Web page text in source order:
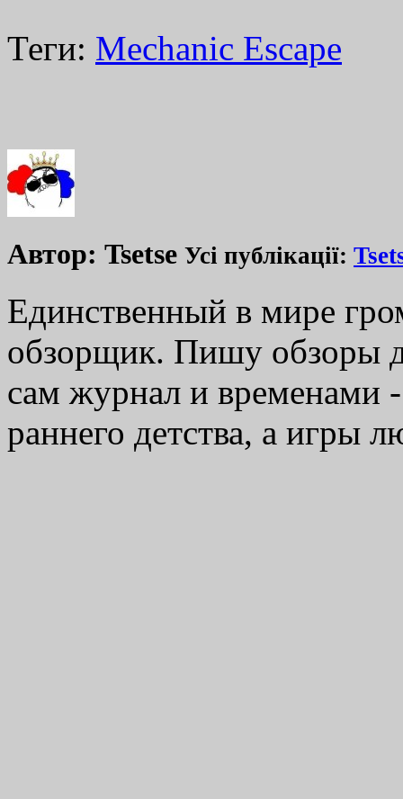
Теги: Mechanic Escape
Автор: Tsetse Усі публікації:
Единственный в мире
обзорщик. Пишу обзоры
сам журнал и временами
раннего детства, а игры